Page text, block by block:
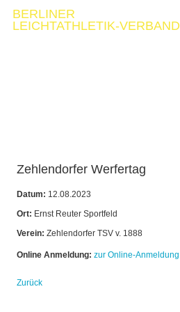
BERLINER
LEICHTATHLETIK-VERBAND
Zehlendorfer Werfertag
Datum: 12.08.2023
Ort: Ernst Reuter Sportfeld
Verein: Zehlendorfer TSV v. 1888
Online Anmeldung: zur Online-Anmeldung
Zurück